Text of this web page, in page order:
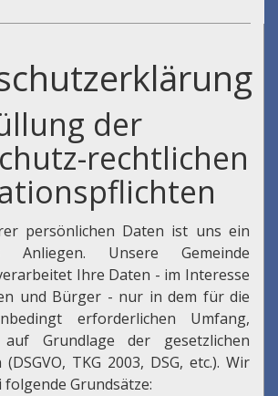
der
rechtlichen
persönlichen Daten ist uns ein
Anliegen. Unsere Gemeinde
Ihre Daten - im Interesse
und Bürger - nur in dem für die
erforderlichen Umfang,
auf Grundlage der gesetzlichen
TKG 2003, DSG, etc.). Wir
folgende Grundsätze: